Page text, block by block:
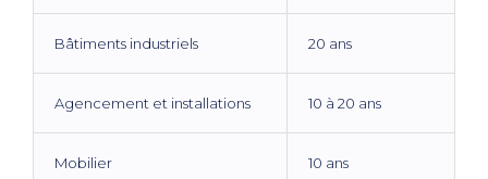
Bâtiments industriels 20 ans
Agencement et installations 10 à 20 ans
Mobilier 10 ans